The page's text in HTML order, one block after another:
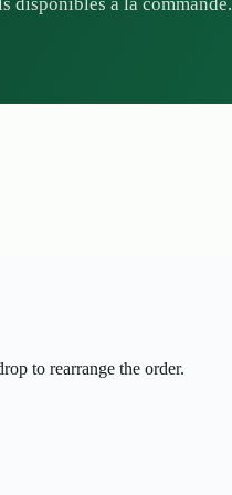
to rearrange the order.